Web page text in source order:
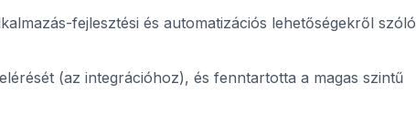
fejlesztési és automatizációs lehetőségekről szóló
(az integrációhoz), és fenntartotta a magas szintű